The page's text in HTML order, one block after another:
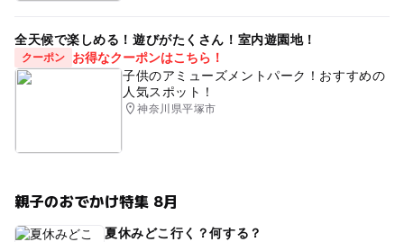
全天候で楽しめる！遊びがたくさん！室内遊園地！
クーポン
お得なクーポンはこちら！
子供のアミューズメントパーク！おすすめの
人気スポット！
神奈川県平塚市
親子のおでかけ特集 8月
夏休みどこ行く？何する？